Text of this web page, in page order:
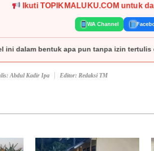
Ikuti TOPIKMALUKU.COM untuk
WA Channel
izin tertulis dari redaksi
Abdul Kadir Ipa Editor: Redaksi TM